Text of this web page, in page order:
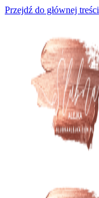
Przejdź do głównej treści